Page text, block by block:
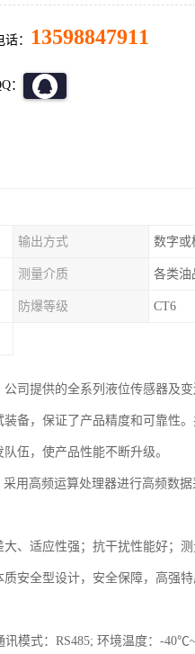
： 13598847911
：
输出方式 数字或
测量介质 各类油
防爆等级 CT6
司提供的全系列液位传感器及
备，保证了产品精度和可靠性
伍，使产品性能不断升级。
用高频运算处理器进行高频数
、适应性强；抗干扰性能好；
安全型设计，安全保障，高强
模式：RS485; 环境温度：-